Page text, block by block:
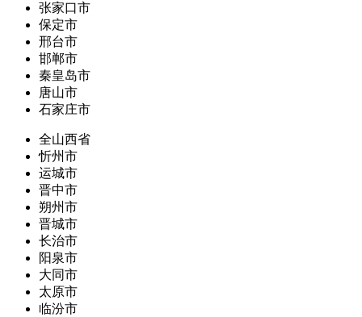
张家口市
保定市
邢台市
邯郸市
秦皇岛市
唐山市
石家庄市
全山西省
忻州市
运城市
晋中市
朔州市
晋城市
长治市
阳泉市
大同市
太原市
临汾市